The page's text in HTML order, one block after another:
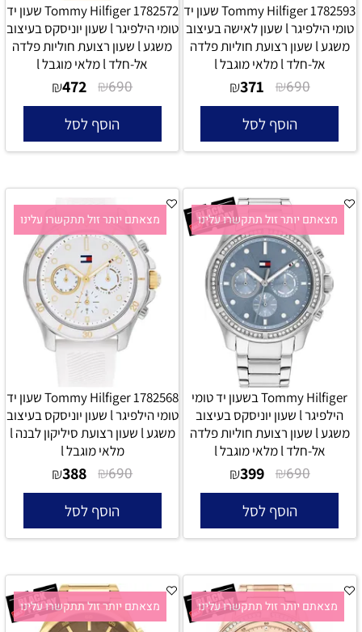
Tommy Hilfiger 1782593 שעון יד
טומי הילפיגר l שעון לאישה בעיצוב
משגע l שעון רצועת חוליות פלדה
אל-חלד l מלאי מוגבל l
₪690
₪371
הוסף לסל
Tommy Hilfiger 1782572 שעון יד
טומי הילפיגר l שעון יוניסקס בעיצוב
משגע l שעון רצועת חוליות פלדה
אל-חלד l מלאי מוגבל l
₪690
₪472
הוסף לסל
מצאתם יותר זול תתקשרו עלינו
Tommy Hilfiger בשעון יד טומי
הילפיגר l שעון יוניסקס בעיצוב
משגע l שעון רצועת חוליות פלדה
אל-חלד l מלאי מוגבל l
₪690
₪399
הוסף לסל
מצאתם יותר זול תתקשרו עלינו
Tommy Hilfiger 1782568 שעון יד
טומי הילפיגר l שעון יוניסקס בעיצוב
משגע l שעון רצועת סיליקון לבנה l
מלאי מוגבל l
₪690
₪388
הוסף לסל
מצאתם יותר זול תתקשרו עלינו מצאתם יותר זול תתקשרו עלינו